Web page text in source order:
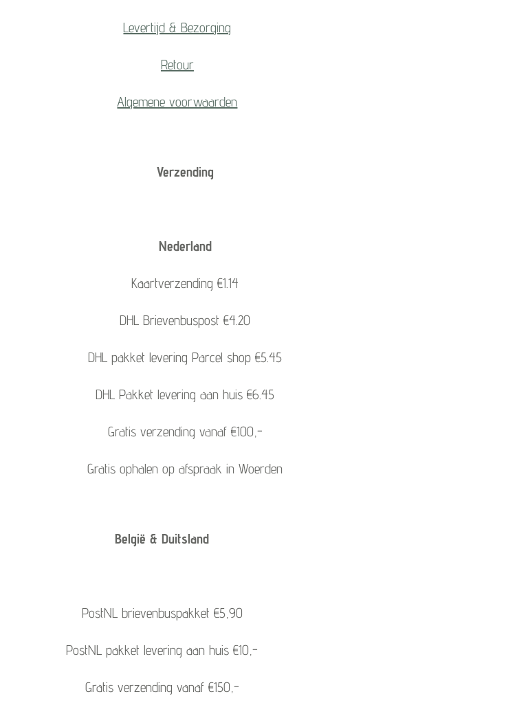
Levertijd & Bezorging
Retour
Algemene voorwaarden
Verzending
Nederland
Kaartverzending €1.14
DHL Brievenbuspost €4.20
DHL pakket levering Parcel shop €5.45
DHL Pakket levering aan huis €6.45
Gratis verzending vanaf €100,-
Gratis ophalen op afspraak in Woerden
België & Duitsland
PostNL brievenbuspakket €5,90
PostNL pakket levering aan huis €10,-
Gratis verzending vanaf €150,-